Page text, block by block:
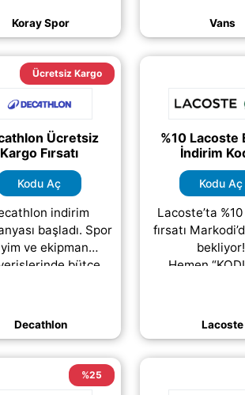
(daha&helliip;)
Koray Spor Vans
Ücretsiz Kargo
Ücretsiz
Kargo Fırsatı
Kodu Aç
indirim
başladı. Spor
ve ekipman
bütçe
ürünlerinde
(daha&helliip;)
Decathlon
%10 Lacoste
İndirim
Kodu Aç
Lacoste’ta
fırsatı
bekliyor!
Hemen
ödeme
Lacoste
%25